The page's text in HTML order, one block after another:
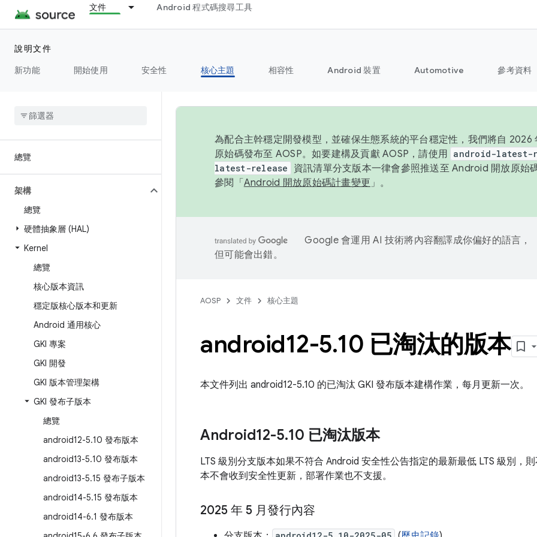
文件 Android 程式碼搜尋工具
說明文件
新功能
開始使用 安全性 核心主題 相容性 Android 裝置 Automotive 參考資料
總覽
架構
總覽
硬體抽象層 (HAL)
Kernel
總覽
核心版本資訊
穩定版核心版本和更新
Android 通用核心
GKI 專案
GKI 開發
GKI 版本管理架構
GKI 發布子版本
總覽
android12-5.10 發布版本
android13-5.10 發布版本
android13-5.15 發布子版本
android14-5.15 發布版本
android14-6.1 發布版本
為配合主幹穩定開發模型，並確保生態系統的平台穩定性，我們將自 2026
原始碼發布至 AOSP。如要建構及貢獻 AOSP，請使用 android-latest-
latest-release
資訊清單分支版本一律會參照推送至 Android 開放原始
參閱「 Android 開放原始碼計畫變更 」。
Google 會運用 AI 技術將內容翻譯成你偏好的語言，
但可能會出錯。
AOSP 文件 核心主題
android12-5.10 已淘汰的版本
本文件列出 android12-5.10 的已淘汰 GKI 發布版本建構作業，每月更新一次。
Android12-5.10 已淘汰版本
LTS 級別分支版本如果不符合 Android 安全性公告指定的最新最低 LTS 級別，
本不會收到安全性更新，部署作業也不支援。
2025 年 5 月發行內容